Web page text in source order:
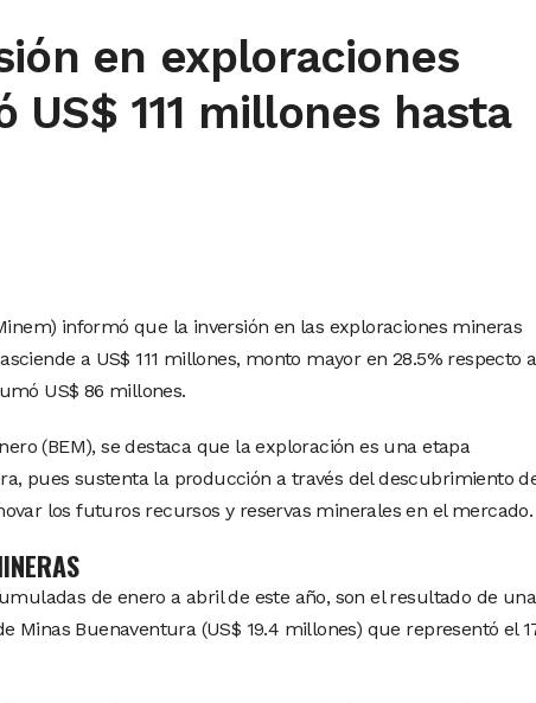
en exploraciones
US$ 111 millones hasta
informó que la inversión en las exploraciones mineras
a US$ 111 millones, monto mayor en 28.5% respecto
US$ 86 millones.
(BEM), se destaca que la exploración es una etapa
pues sustenta la producción a través del descubrimiento
los futuros recursos y reservas minerales en el mercado.
de enero a abril de este año, son el resultado de una
Minas Buenaventura (US$ 19.4 millones) que representó el